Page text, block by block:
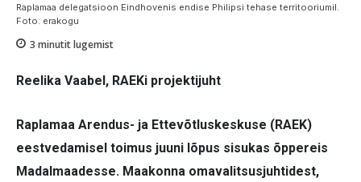
Raplamaa delegatsioon Eindhovenis endise Philipsi tehase territooriumil.
Foto: erakogu
3 minutit lugemist
Reelika Vaabel, RAEKi projektijuht
Raplamaa Arendus- ja Ettevõtluskeskuse (RAEK)
eestvedamisel toimus juuni lõpus sisukas õppereis
Madalmaadesse. Maakonna omavalitsusjuhtidest,